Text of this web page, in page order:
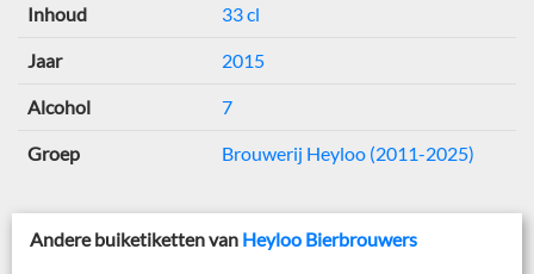
Inhoud 33 cl
Jaar 2015
Alcohol 7
Groep Brouwerij Heyloo (2011-2025)
Andere buiketiketten van Heyloo Bierbrouwers